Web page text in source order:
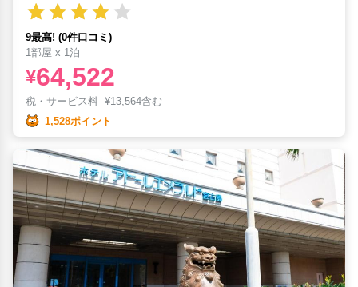
9最高! (0件口コミ)
1部屋 x 1泊
¥64,522
税・サービス料 ¥13,564含む
1,528ポイント